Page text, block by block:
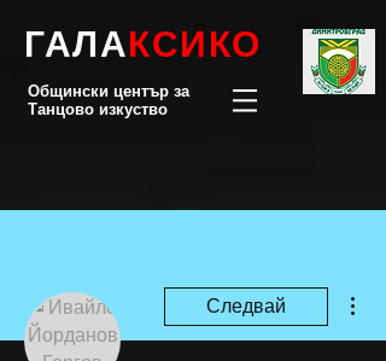
ГАЛАКСИКО
Общински център за
Танцово изкуство
Следвай